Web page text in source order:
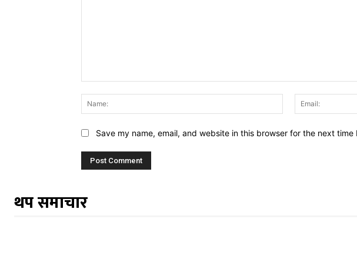
Name:
Save my name, email, and website in this browser for the next time
थप समाचार